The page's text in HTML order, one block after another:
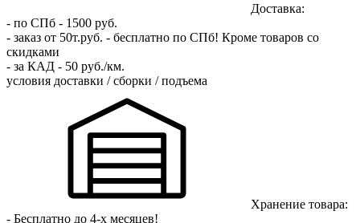
Доставка:
- по СПб - 1500 руб.
- заказ от 50т.руб. - бесплатно по СПб! Кроме товаров со
скидками
- за КАД - 50 руб./км.
условия доставки / сборки / подъема
Хранение товара:
- Бесплатно до 4-х месяцев!